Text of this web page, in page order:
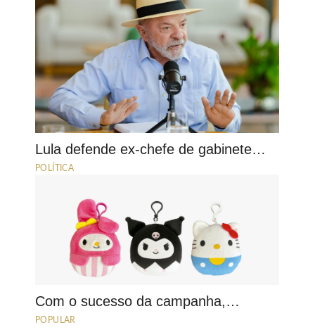
Lula defende ex-chefe de gabinete…
POLÍTICA
Com o sucesso da campanha,…
POPULAR